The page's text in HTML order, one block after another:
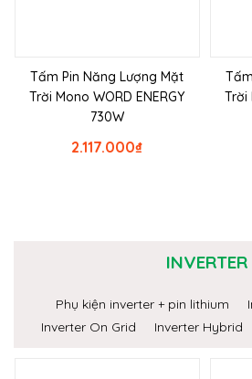
Tấm Pin Năng Lượng Mặt
Trời Mono WORD ENERGY
730W
₫
2.117.000
Trời
INVERTER
Phụ kiện inverter + pin lithium
Inverter On Grid
Inverter Hybrid